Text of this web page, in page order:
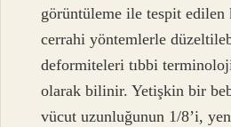
görüntüleme ile tespit edilen
cerrahi yöntemlerle
deformiteleri tıbbi
olarak bilinir. Yetişkin bir
vücut uzunluğunun 1/8’i,